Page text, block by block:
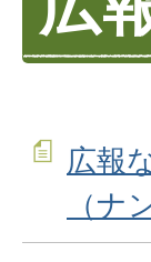
広報
（ナ